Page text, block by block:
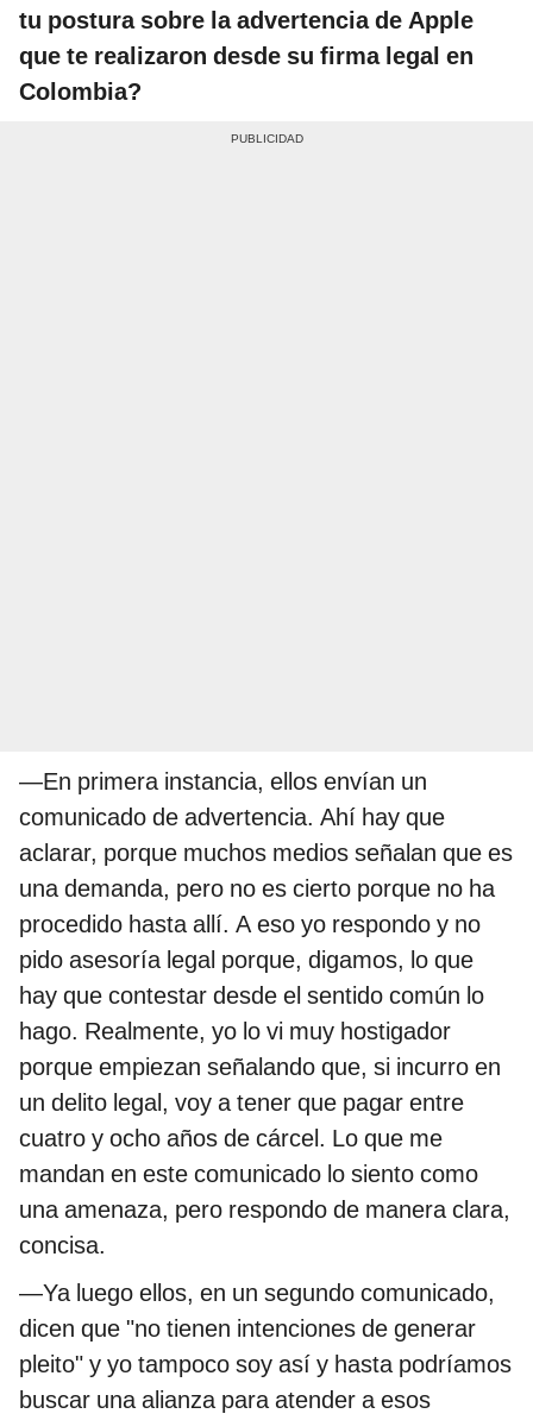
tu postura sobre la advertencia de Apple
que te realizaron desde su firma legal en
Colombia?
—En primera instancia, ellos envían un
comunicado de advertencia. Ahí hay que
aclarar, porque muchos medios señalan que es
una demanda, pero no es cierto porque no ha
procedido hasta allí. A eso yo respondo y no
pido asesoría legal porque, digamos, lo que
hay que contestar desde el sentido común lo
hago. Realmente, yo lo vi muy hostigador
porque empiezan señalando que, si incurro en
un delito legal, voy a tener que pagar entre
cuatro y ocho años de cárcel. Lo que me
mandan en este comunicado lo siento como
una amenaza, pero respondo de manera clara,
concisa.
—Ya luego ellos, en un segundo comunicado,
dicen que "no tienen intenciones de generar
pleito" y yo tampoco soy así y hasta podríamos
buscar una alianza para atender a esos